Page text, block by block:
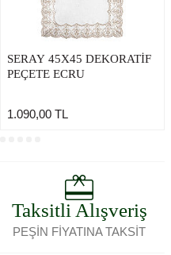
SERAY 45X45 DEKORATİF
PEÇETE ECRU
1.090,00TL
Taksitli Alışveriş
PEŞİN FİYATINA TAKSİT